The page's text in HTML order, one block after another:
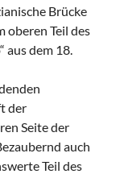
Brücke
oberen Teil des
aus dem 18.
der
Seite der
auch
Teil des